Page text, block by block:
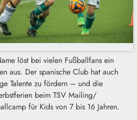
löst bei vielen Fußballfans ein
aus. Der spanische Club hat auch
Talente zu fördern – und die
beim TSV Mailing/
für Kids von 7 bis 16 Jahren.